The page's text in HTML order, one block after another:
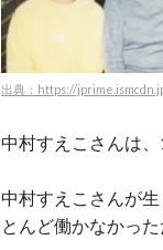
出典：https://
中村すえこさんは
中村すえこさんが
とんど働かなかっ